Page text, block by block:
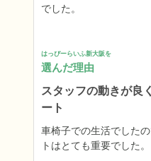
でした。
はっぴーらいふ新大阪を
選んだ理由
スタッフの動きが良
ート
車椅子での生活でした
トはとても重要でした。